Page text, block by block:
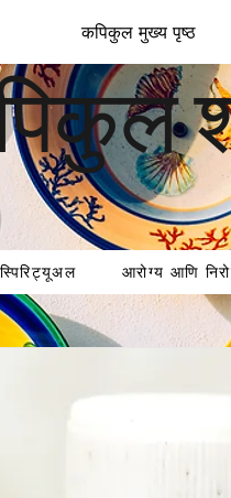
कपिकुल मुख्य पृष्ठ
स्पिरिट्यूअल आरोग्य आणि